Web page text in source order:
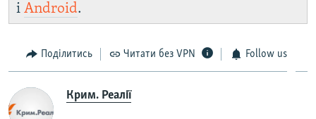
і Android.
Поділитись Читати без VPN Follow us
Крим. Реалії